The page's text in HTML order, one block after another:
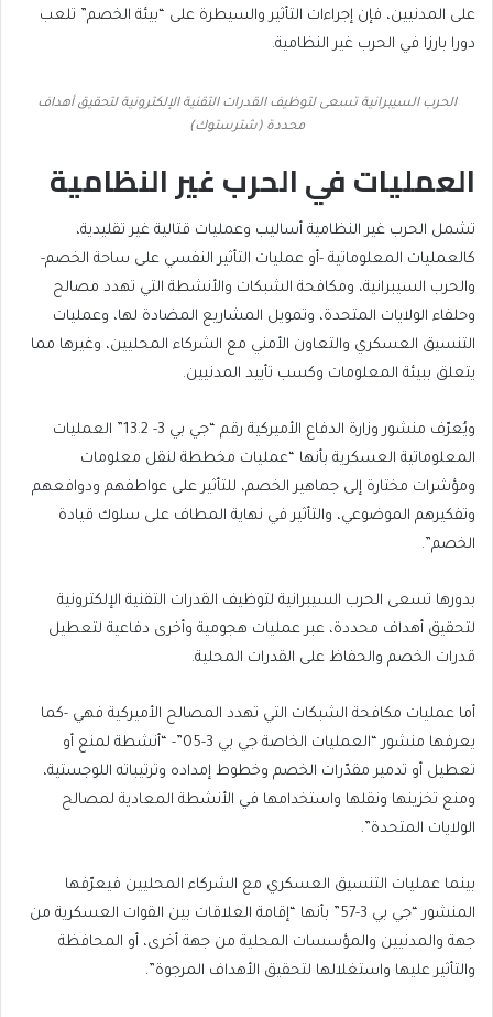
على المدنيين، فإن إجراءات التأثير والسيطرة على “بيئة الخصم” تلعب
دورا بارزا في الحرب غير النظامية.
الحرب السيبرانية تسعى لتوظيف القدرات التقنية الإلكترونية لتحقيق أهداف
محددة (شترستوك)
العمليات في الحرب غير النظامية
تشمل الحرب غير النظامية أساليب وعمليات قتالية غير تقليدية،
كالعمليات المعلوماتية -أو عمليات التأثير النفسي على ساحة الخصم-
والحرب السيبرانية، ومكافحة الشبكات والأنشطة التي تهدد مصالح
وحلفاء الولايات المتحدة، وتمويل المشاريع المضادة لها، وعمليات
التنسيق العسكري والتعاون الأمني مع الشركاء المحليين، وغيرها مما
يتعلق ببيئة المعلومات وكسب تأييد المدنيين.
ويُعرّف منشور وزارة الدفاع الأميركية رقم “جي بي 3- 13.2” العمليات
المعلوماتية العسكرية بأنها “عمليات مخططة لنقل معلومات
ومؤشرات مختارة إلى جماهير الخصم، للتأثير على عواطفهم ودوافعهم
وتفكيرهم الموضوعي، والتأثير في نهاية المطاف على سلوك قيادة
الخصم”.
بدورها تسعى الحرب السيبرانية لتوظيف القدرات التقنية الإلكترونية
لتحقيق أهداف محددة، عبر عمليات هجومية وأخرى دفاعية لتعطيل
قدرات الخصم والحفاظ على القدرات المحلية.
أما عمليات مكافحة الشبكات التي تهدد المصالح الأميركية فهي -كما
يعرفها منشور “العمليات الخاصة جي بي 3-05”- “أنشطة لمنع أو
تعطيل أو تدمير مقدّرات الخصم وخطوط إمداده وترتيباته اللوجستية،
ومنع تخزينها ونقلها واستخدامها في الأنشطة المعادية لمصالح
الولايات المتحدة”.
بينما عمليات التنسيق العسكري مع الشركاء المحليين فيعرّفها
المنشور “جي بي 3-57” بأنها “إقامة العلاقات بين القوات العسكرية من
جهة والمدنيين والمؤسسات المحلية من جهة أخرى، أو المحافظة
والتأثير عليها واستغلالها لتحقيق الأهداف المرجوة”.